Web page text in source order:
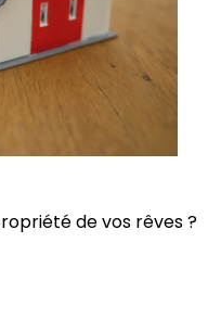
de vos rêves ?